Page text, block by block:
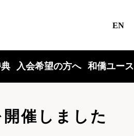
EN
入会希望の方へ 和僑ユース
催しました